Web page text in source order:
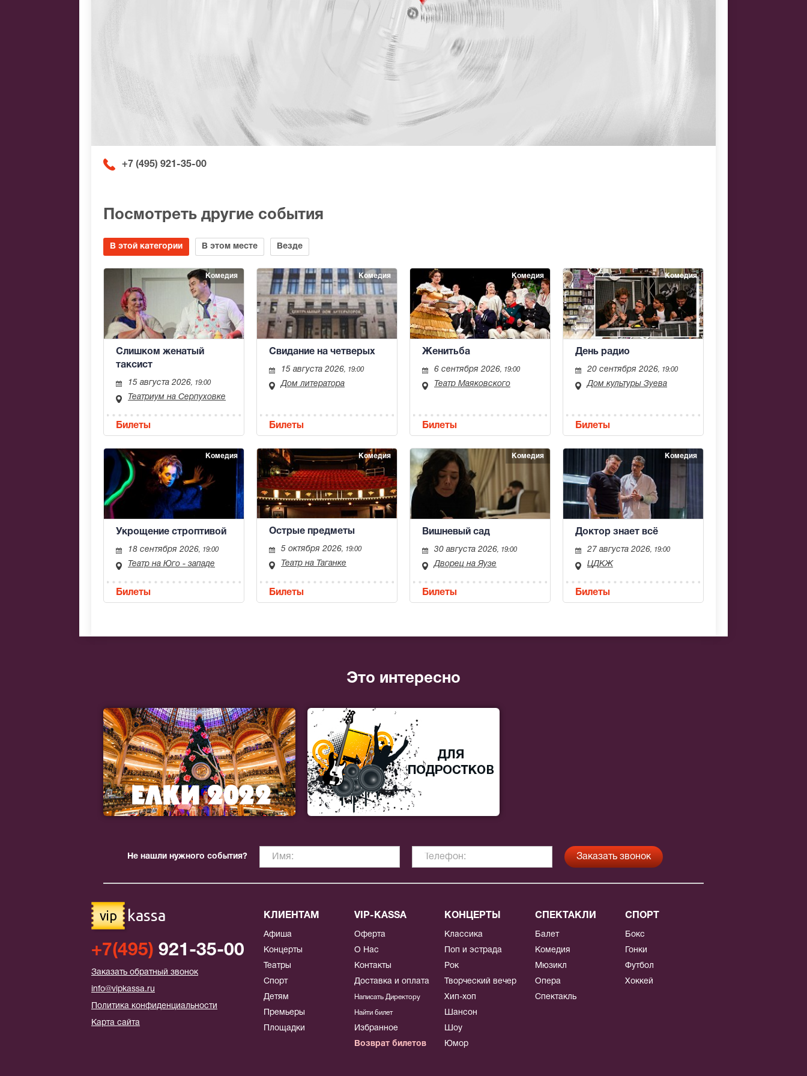
+7 (495) 921-35-00
Посмотреть другие события
В этой категории В этом месте Везде
Комедия
Слишком женатый
таксист
15 августа 2026, 19:00
Театриум на Серпуховке
Билеты
Комедия
Свидание на четверых
15 августа 2026, 19:00
Дом литератора
Билеты
Комедия
Женитьба
6 сентября 2026, 19:00
Театр Маяковского
Билеты
Комедия
День радио
20 сентября 2026, 19:00
Дом культуры Зуева
Билеты
Комедия
Укрощение строптивой
18 сентября 2026, 19:00
Театр на Юго - западе
Билеты
Комедия
Острые предметы
5 октября 2026, 19:00
Театр на Таганке
Билеты
Комедия
Вишневый сад
30 августа 2026, 19:00
Дворец на Яузе
Билеты
Комедия
Доктор знает всё
27 августа 2026, 19:00
ЦДКЖ
Билеты
Это интересно
Не нашли нужного события?
vip kassa
+7(495) 921-35-00
Заказать обратный звонок
info@vipkassa.ru
Политика конфиденциальности
Карта сайта
КЛИЕНТАМ
Афиша
Концерты
Театры
Спорт
Детям
Премьеры
Площадки
VIP-KASSA
Оферта
О Нас
Контакты
Доставка и оплата
Написать Директору
Найти билет
Избранное
Возврат билетов
КОНЦЕРТЫ
Классика
Поп и эстрада
Рок
Творческий вечер
Хип-хоп
Шансон
Шоу
Юмор
СПЕКТАКЛИ
Балет
Комедия
Мюзикл
Опера
Спектакль
СПОРТ
Бокс
Гонки
Футбол
Хоккей